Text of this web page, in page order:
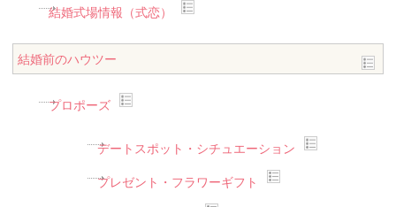
結婚式場情報（式恋）
結婚前のハウツー
プロポーズ
デートスポット・シチュエーション
プレゼント・フラワーギフト